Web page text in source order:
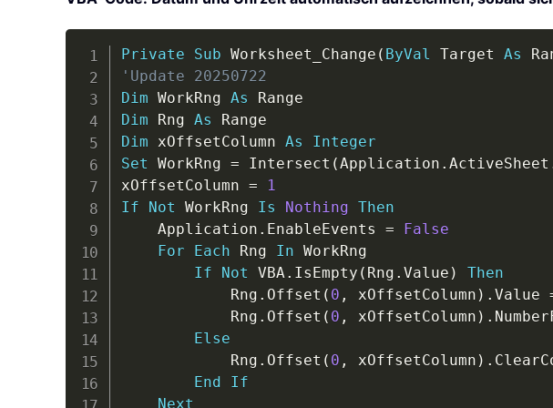
Private Sub Worksheet_Change ( ByVal Target As
'Update 20250722
Dim WorkRng As
Dim Rng As
Dim xOffsetColumn As
Integer
Set WorkRng = Intersect (Application . ActiveSheet
xOffsetColumn =
1
If
Not WorkRng Is Nothing Then
    Application
. EnableEvents =
False
For
Each Rng In WorkRng
If
Not VBA. IsEmpty ( Rng . Value )
Then
            Rng
. Offset ( 0 , xOffsetColumn ) . Value
            Rng
. Offset ( 0 , xOffsetColumn ) .
Else
            Rng
. Offset ( 0 , xOffsetColumn ) .
End
If
Next